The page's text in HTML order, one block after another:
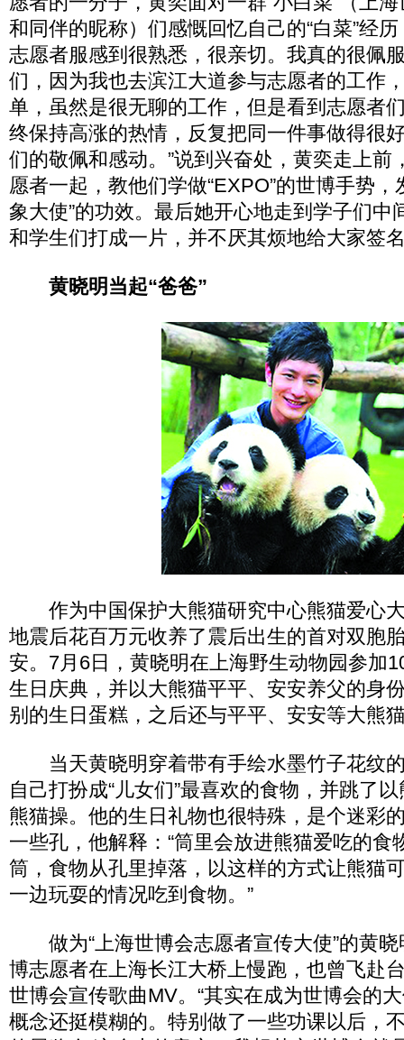
和同伴的昵称）们感慨回忆自己的“白菜”经
志愿者服感到很熟悉，很亲切。我真的很佩
们，因为我也去滨江大道参与志愿者的工作
单，虽然是很无聊的工作，但是看到志愿者
终保持高涨的热情，反复把同一件事做得很
们的敬佩和感动。”说到兴奋处，黄奕走上前
愿者一起，教他们学做“EXPO”的世博手势，
象大使”的功效。最后她开心地走到学子们中
和学生们打成一片，并不厌其烦地给大家签
黄晓明当起“爸爸”
作为中国保护大熊猫研究中心熊猫爱心
地震后花百万元收养了震后出生的首对双胞
安。7月6日，黄晓明在上海野生动物园参加
生日庆典，并以大熊猫平平、安安养父的身
别的生日蛋糕，之后还与平平、安安等大熊
当天黄晓明穿着带有手绘水墨竹子花纹
自己打扮成“儿女们”最喜欢的食物，并跳了
熊猫操。他的生日礼物也很特殊，是个迷彩
一些孔，他解释：“筒里会放进熊猫爱吃的食
筒，食物从孔里掉落，以这样的方式让熊猫
一边玩耍的情况吃到食物。”
做为“上海世博会志愿者宣传大使”的黄晓
博志愿者在上海长江大桥上慢跑，也曾飞赴
世博会宣传歌曲MV。“其实在成为世博会的大
概念还挺模糊的。特别做了一些功课以后，